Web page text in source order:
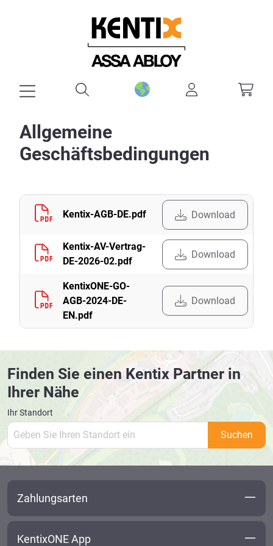
Allgemeine
Geschäftsbedingungen
Kentix-AGB-DE.pdf Download
Kentix-AV-Vertrag-
DE-2026-02.pdf
Download
KentixONE-GO-
AGB-2024-DE-
EN.pdf
Download
Finden Sie einen Kentix Partner in
Ihrer Nähe
Ihr Standort
Suchen
Zahlungsarten
KentixONE App